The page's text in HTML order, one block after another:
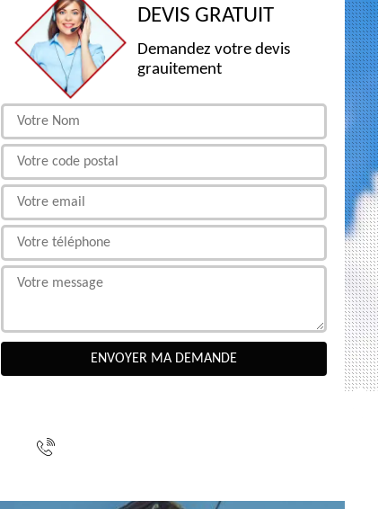
DEVIS GRATUIT
Demandez votre devis
grauitement